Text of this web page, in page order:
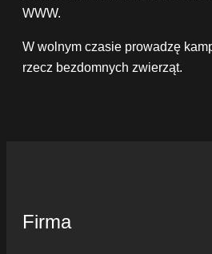
WWW.
W wolnym czasie prowadzę
rzecz bezdomnych zwierząt.
Firma